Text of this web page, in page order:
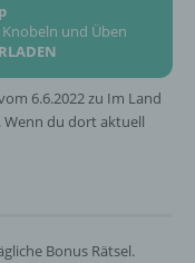
und Üben
6.6.2022 zu Im Land
Wenn du dort aktuell
Bonus Rätsel.